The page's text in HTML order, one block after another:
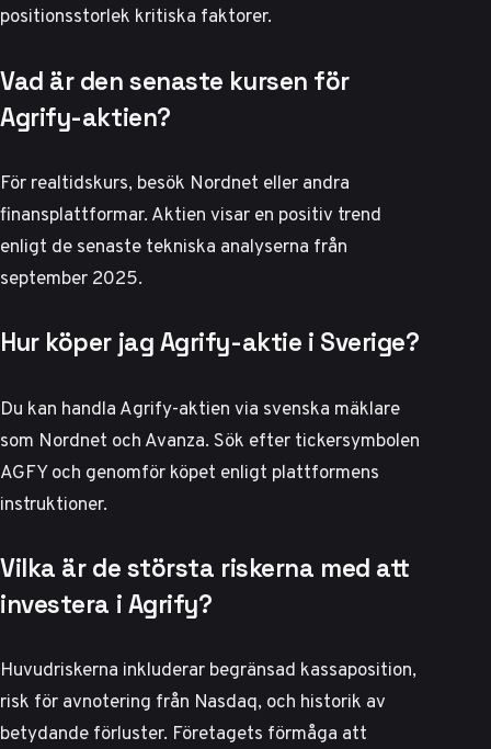
positionsstorlek kritiska faktorer.
Vad är den senaste kursen för
Agrify-aktien?
För realtidskurs, besök Nordnet eller andra
finansplattformar. Aktien visar en positiv trend
enligt de senaste tekniska analyserna från
september 2025.
Hur köper jag Agrify-aktie i Sverige?
Du kan handla Agrify-aktien via svenska mäklare
som Nordnet och Avanza. Sök efter tickersymbolen
AGFY och genomför köpet enligt plattformens
instruktioner.
Vilka är de största riskerna med att
investera i Agrify?
Huvudriskerna inkluderar begränsad kassaposition,
risk för avnotering från Nasdaq, och historik av
betydande förluster. Företagets förmåga att